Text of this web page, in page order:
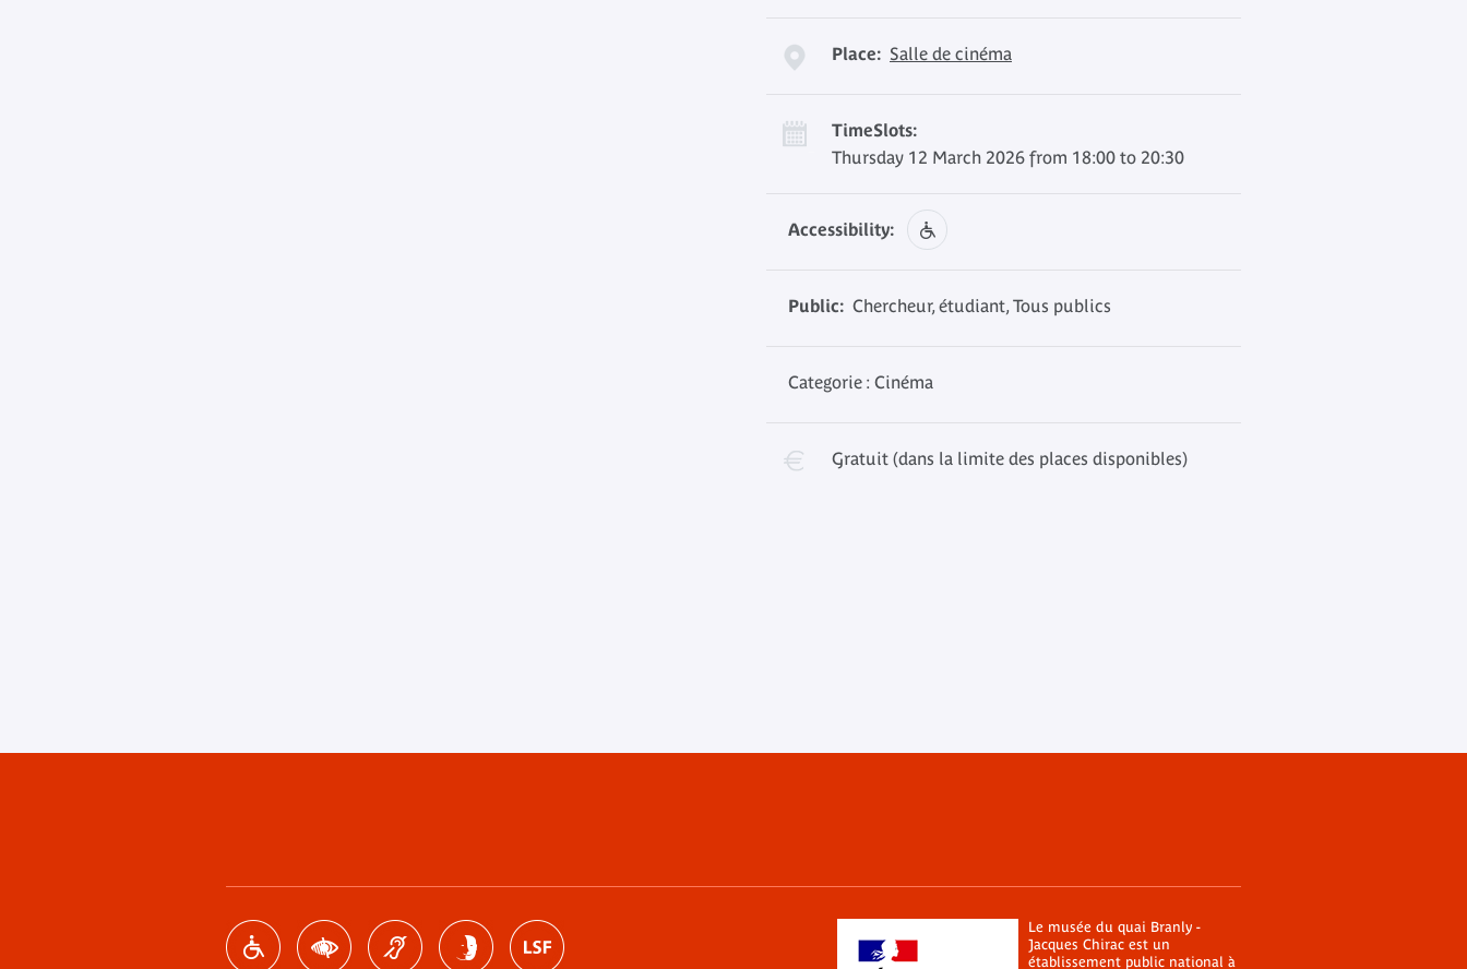
Place: Salle de cinéma
TimeSlots:
Thursday 12 March 2026 from 18:00 to 20:30
Accessibility:
Public: Chercheur, étudiant, Tous publics
Categorie : Cinéma
Gratuit (dans la limite des places disponibles)
menu
Le musée du quai Branly -
Jacques Chirac est un
établissement public national à